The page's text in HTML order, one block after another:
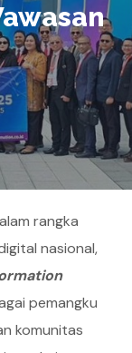
rangka
nasional,
pemangku
komunitas